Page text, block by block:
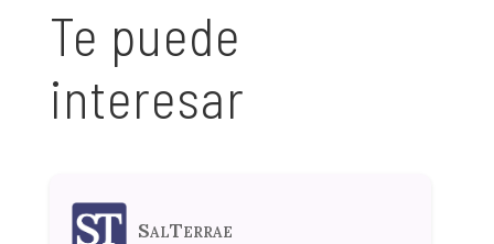
Te puede
interesar
SalTerrae